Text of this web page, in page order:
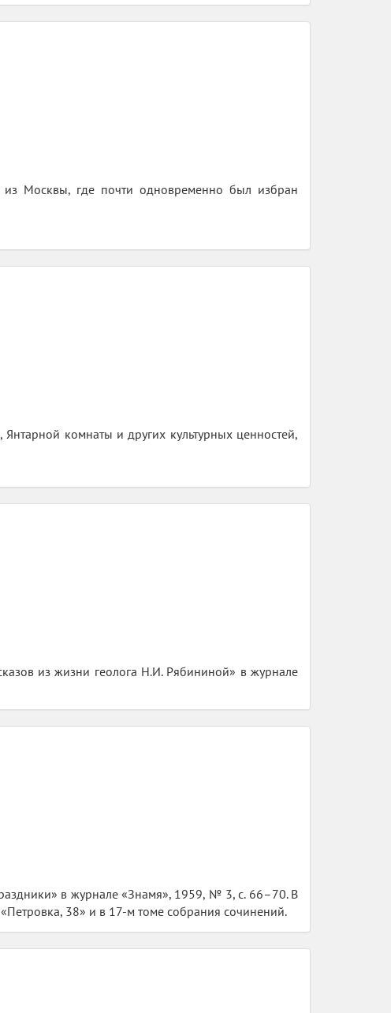
из Москвы, где почти одновременно был избран
комнаты и других культурных ценностей,
из жизни геолога Н.И. Рябининой» в журнале
в журнале «Знамя», 1959, № 3, с. 66–70. В
38» и в 17-м томе собрания сочинений.